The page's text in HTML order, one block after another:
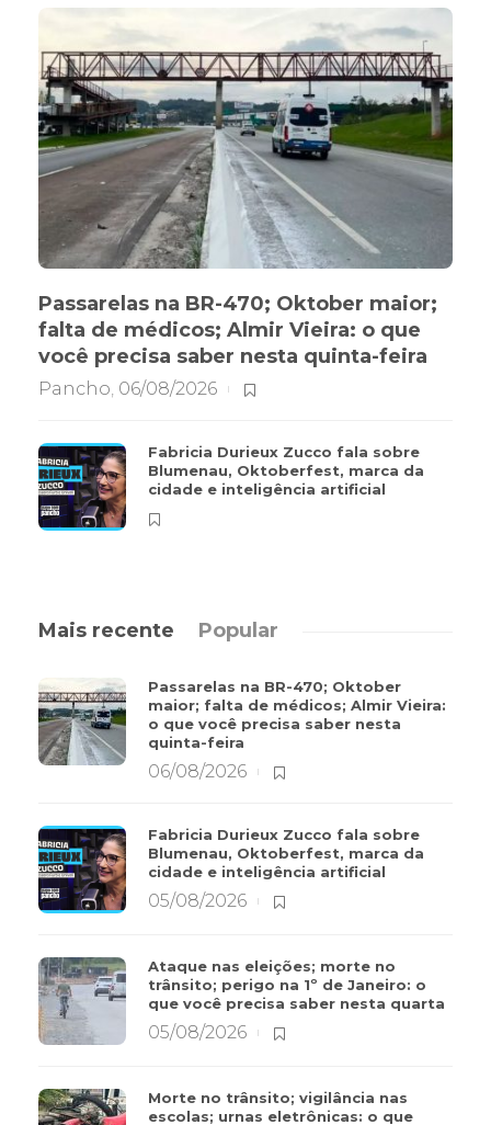
Passarelas na BR-470; Oktober maior;
falta de médicos; Almir Vieira: o que
você precisa saber nesta quinta-feira
Pancho, 06/08/2026
Fabricia Durieux Zucco fala sobre
Blumenau, Oktoberfest, marca da
cidade e inteligência artificial
Mais recente Popular
Passarelas na BR-470; Oktober
maior; falta de médicos; Almir Vieira:
o que você precisa saber nesta
quinta-feira
06/08/2026
Fabricia Durieux Zucco fala sobre
Blumenau, Oktoberfest, marca da
cidade e inteligência artificial
05/08/2026
Ataque nas eleições; morte no
trânsito; perigo na 1º de Janeiro: o
que você precisa saber nesta quarta
05/08/2026
Morte no trânsito; vigilância nas
escolas; urnas eletrônicas: o que